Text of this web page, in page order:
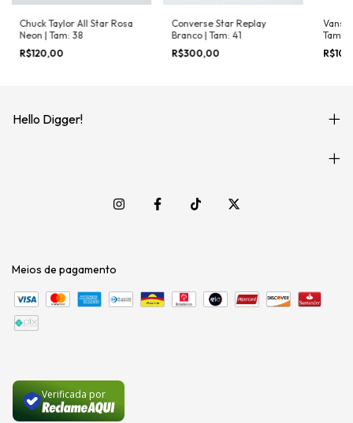
Chuck Taylor All Star Rosa
Neon | Tam: 38
R$120,00
Converse Star Replay
Branco | Tam: 41
R$300,00
Vans
Tam:
Hello Digger!
Meios de pagamento
Verificada por